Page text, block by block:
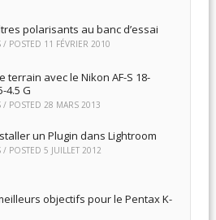
polarisants au banc d’essai
/ POSTED 11 FÉVRIER 2010
terrain avec le Nikon AF-S 18-
4.5 G
/ POSTED 28 MARS 2013
un Plugin dans Lightroom
/ POSTED 5 JUILLET 2012
objectifs pour le Pentax K-